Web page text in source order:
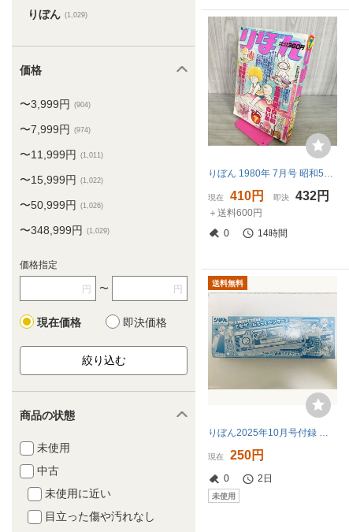
りぼん (1,029)
価格
〜3,999円 (904)
〜7,999円 (974)
〜11,999円 (1,011)
〜15,999円 (1,022)
〜50,999円 (1,026)
〜348,999円 (1,029)
価格指定
円 〜 円
現在価格 即決価格
商品の状態
未使用
中古
未使用に近い
目立った傷や汚れなし
りぼん 1980年 7月号 昭和55年 付録欠 集英社 090144
現在 410円 即決 432円
＋送料600円
0
14時間
送料無料
りぼん2025年10月号付録 乙女ゲームちっくペンケース 新品未開封
現在 250円
0 2日
未使用